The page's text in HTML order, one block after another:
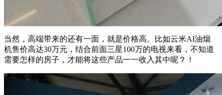
当然，高端带来的还有一面，就是价格高。比如云米AI油烟
机售价高达30万元，结合前面三星100万的电视来看，不知道
需要怎样的房子，才能将这些产品一一收入其中呢？！